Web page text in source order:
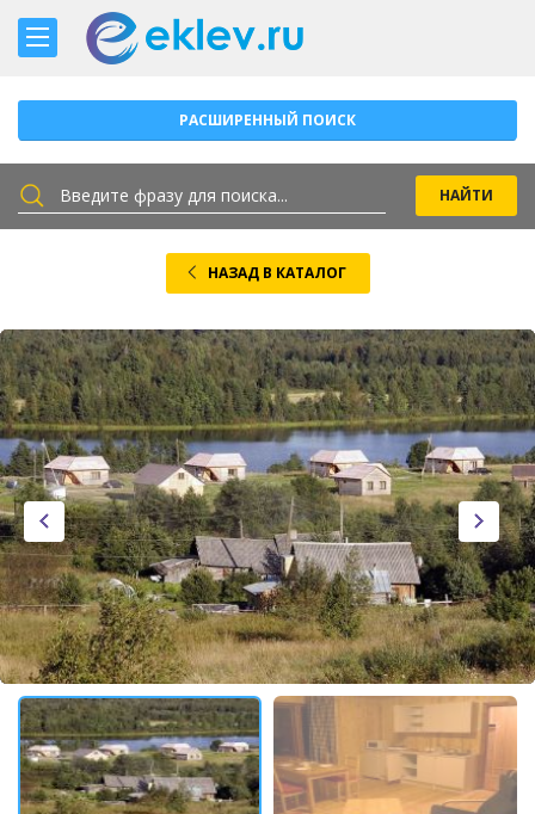
РАСШИРЕННЫЙ ПОИСК
НАЗАД В КАТАЛОГ